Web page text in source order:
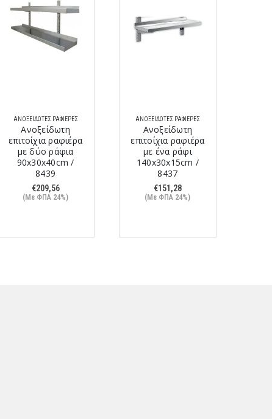
ΑΝΟΞΕΊΔΩΤΕΣ ΡΑΦΙΈΡΕΣ
Ανοξείδωτη
επιτοίχια ραφιέρα
με δύο ράφια
90x30x40cm /
8439
€209,56
(Με ΦΠΑ 24%)
ΑΝΟΞΕΊΔΩΤΕΣ ΡΑΦΙΈΡΕΣ
Ανοξείδωτη
επιτοίχια ραφιέρα
με ένα ράφι
140x30x15cm /
8437
€151,28
(Με ΦΠΑ 24%)